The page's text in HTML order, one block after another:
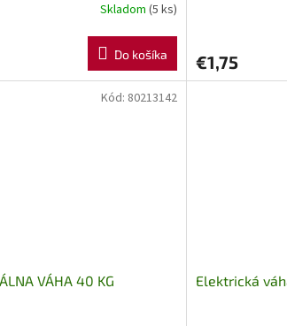
Skladom (5 ks)
Do košíka €1,75
VÁHA 40 KG
Kód: 80213142
Elektrická